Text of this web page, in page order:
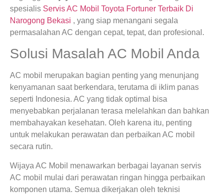
spesialis Servis AC Mobil Toyota Fortuner Terbaik Di
Narogong Bekasi , yang siap menangani segala
permasalahan AC dengan cepat, tepat, dan profesional.
Solusi Masalah AC Mobil Anda
AC mobil merupakan bagian penting yang menunjang
kenyamanan saat berkendara, terutama di iklim panas
seperti Indonesia. AC yang tidak optimal bisa
menyebabkan perjalanan terasa melelahkan dan bahkan
membahayakan kesehatan. Oleh karena itu, penting
untuk melakukan perawatan dan perbaikan AC mobil
secara rutin.
Wijaya AC Mobil menawarkan berbagai layanan servis
AC mobil mulai dari perawatan ringan hingga perbaikan
komponen utama. Semua dikerjakan oleh teknisi